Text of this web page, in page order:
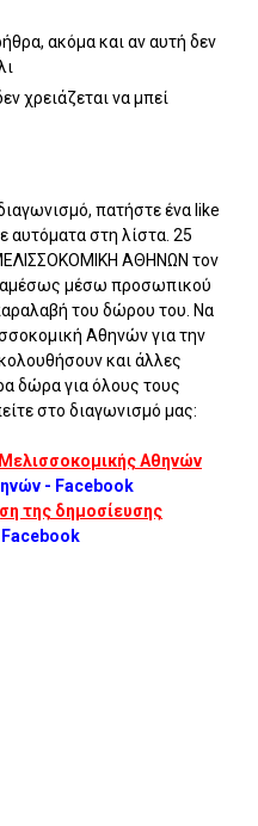
ακόμα και αν αυτή δεν
χρειάζεται να μπεί
πατήστε ένα like
αυτόματα στη λίστα. 25
ΑΘΗΝΩΝ τον
αμέσως μέσω προσωπικού
του δώρου του. Να
Αθηνών για την
και άλλες
δώρα για όλους τους
στο διαγωνισμό μας:
Αθηνών
- Facebook
της δημοσίευσης